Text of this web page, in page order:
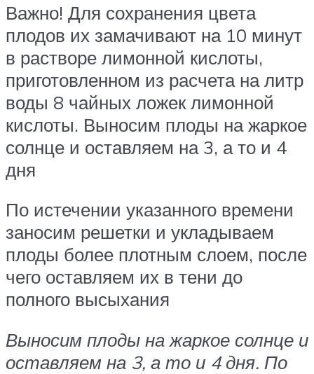
Важно! Для сохранения цвета
плодов их замачивают на 10 минут
в растворе лимонной кислоты,
приготовленном из расчета на литр
воды 8 чайных ложек лимонной
кислоты. Выносим плоды на жаркое
солнце и оставляем на 3, а то и 4
дня
По истечении указанного времени
заносим решетки и укладываем
плоды более плотным слоем, после
чего оставляем их в тени до
полного высыхания
Выносим плоды на жаркое солнце и
оставляем на 3, а то и 4 дня. По